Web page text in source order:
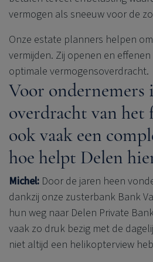
vermogen als sneeuw voor de
Onze estate planners helpen
vermijden. Zij openen en
optimale vermogensoverdracht.
Voor ondernemers
overdracht van
ook vaak een
hoe helpt Delen
Michel: Door de jaren heen
dankzij onze zusterbank Bank
hun weg naar Delen Private
vaak zo druk bezig met de
niet altijd een helikopterview